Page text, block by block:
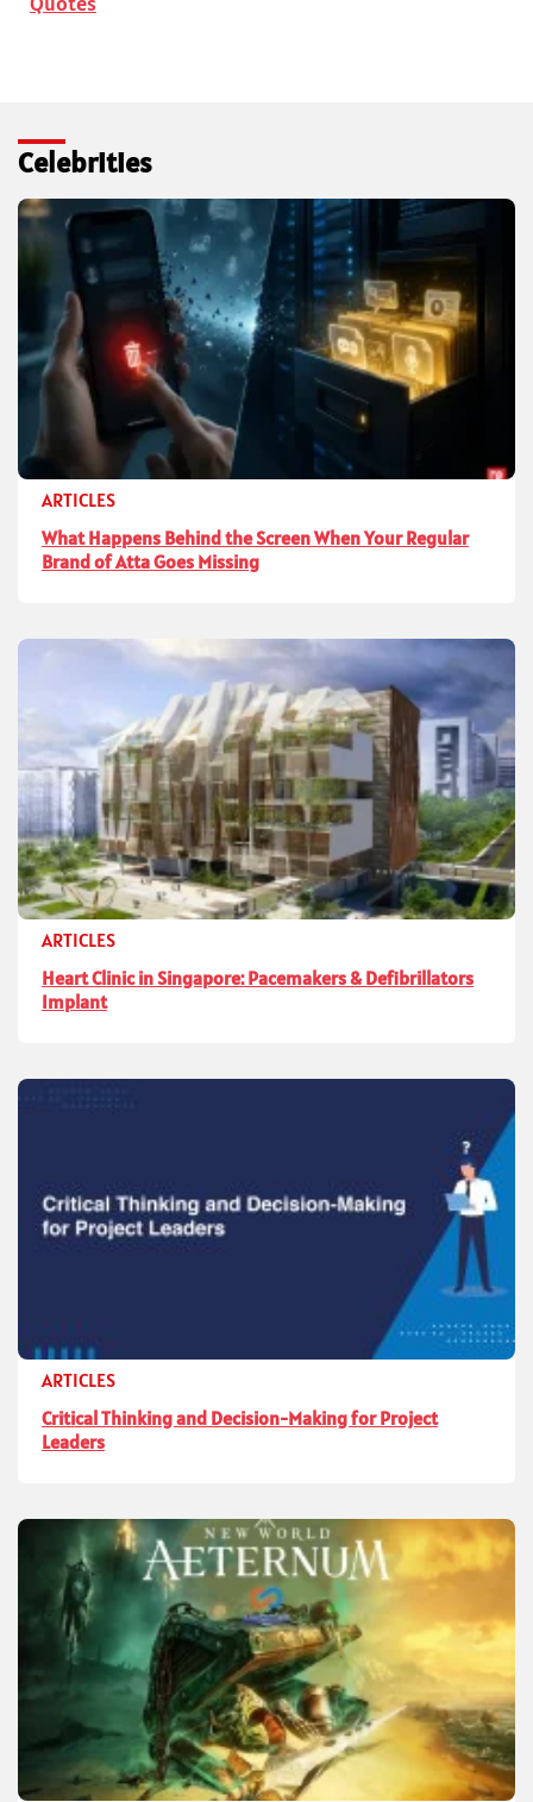
Celebrities
ARTICLES
What Happens Behind the Screen When Your Regular
Brand of Atta Goes Missing
ARTICLES
Heart Clinic in Singapore: Pacemakers & Defibrillators
Implant
ARTICLES
Critical Thinking and Decision-Making for Project
Leaders